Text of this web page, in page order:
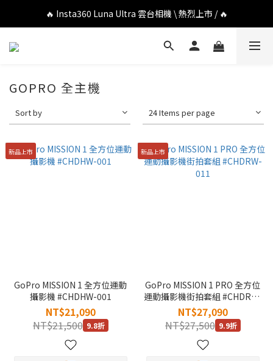
🔥 DJI OSMO POCKET 4P 口袋相機 \ 熱烈上市 / 🔥
🔥 Insta360 Luna Ultra 雲台相機 \ 熱烈上市 / 🔥
🔥 Insta360 GO Ultra Hello Kitty 聯名限定套裝 \ 時尚上市 / 🔥
GOPRO 全主機
Sort by 24 Items per page
新品上市
GoPro MISSION 1 全方位運動
攝影機 #CHDHW-001
NT$21,090
NT$21,500 9.8折
新品上市
GoPro MISSION 1 PRO 全方位
運動攝影機街拍套組 #CHDRW-
011
NT$27,090
NT$27,500 9.9折